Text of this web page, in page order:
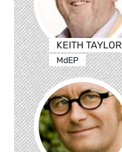
KEITH TAYLOR
MdEP